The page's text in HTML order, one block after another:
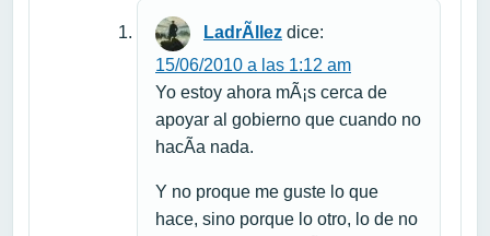
LadrÃ­llez dice:
15/06/2010 a las 1:12 am
Yo estoy ahora mÃ¡s cerca de
apoyar al gobierno que cuando no
hacÃ­a nada.
Y no proque me guste lo que
hace, sino porque lo otro, lo de no